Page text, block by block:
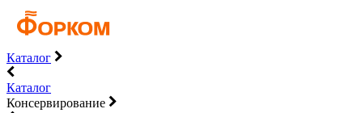
Каталог
Каталог
Консервирование